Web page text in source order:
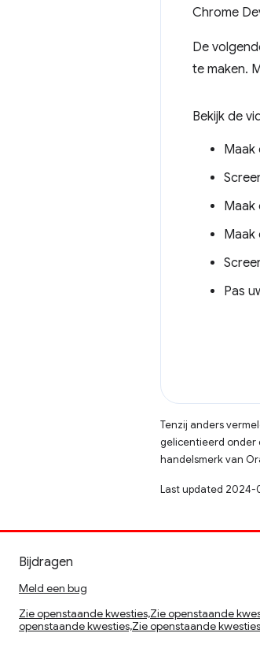
Chrome
De
te maken.
Bekijk de
Maak
Maak
Maak
Pas
Tenzij anders
gelicentieerd onder
handelsmerk van
Last updated 2024-
Bijdragen
Meld een bug
Zie openstaande kwesties,Zie openstaande
openstaande kwesties,Zie openstaande kwesties